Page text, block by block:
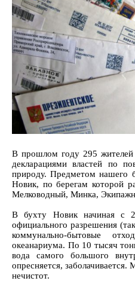
В прошлом году 295 жителей
декларациями властей по
природу. Предметом нашего
Новик, по берегам которой
Мелководный, Минка,
В бухту Новик начиная с
официального разрешения
коммунально-бытовые
океанариума. По 10 тысяч
вода самого большого
опресняется,
нечистот.